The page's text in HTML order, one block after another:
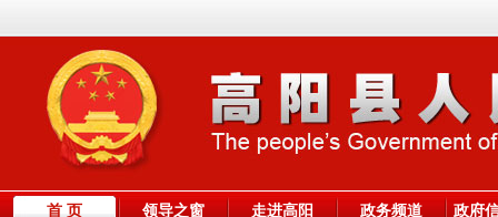
首 页 领导之窗 走进高阳 政务频道 政府